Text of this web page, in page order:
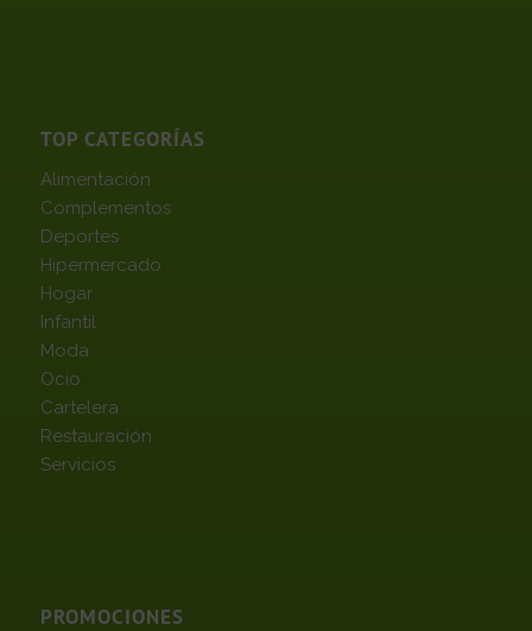
TOP CATEGORÍAS
Alimentación
Complementos
Deportes
Hipermercado
Hogar
Infantil
Moda
Ocio
Cartelera
Restauración
Servicios
PROMOCIONES